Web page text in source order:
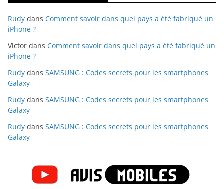
Rudy dans Comment savoir dans quel pays a été fabriqué un
iPhone ?
Victor dans Comment savoir dans quel pays a été fabriqué un
iPhone ?
Rudy dans SAMSUNG : Codes secrets pour les smartphones
Galaxy
Rudy dans SAMSUNG : Codes secrets pour les smartphones
Galaxy
Rudy dans SAMSUNG : Codes secrets pour les smartphones
Galaxy